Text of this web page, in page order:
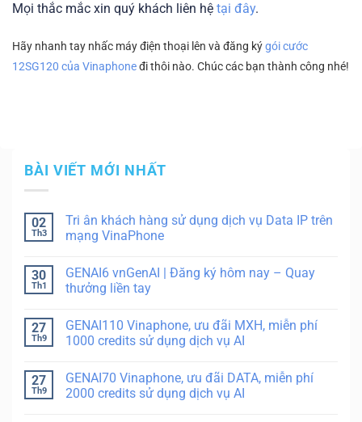
Mọi thắc mắc xin quý khách liên hệ tại đây.
Hãy nhanh tay nhấc máy điện thoại lên và đăng kýgói cước
12SG120 của Vinaphoneđi thôi nào. Chúc các bạn thành công nhé!
BÀI VIẾT MỚI NHẤT
02
Th3
Tri ân khách hàng sử dụng dịch vụ Data IP trên
mạng VinaPhone
30
Th1
GENAI6 vnGenAI | Đăng ký hôm nay – Quay
thưởng liền tay
27
Th9
GENAI110 Vinaphone, ưu đãi MXH, miễn phí
1000 credits sử dụng dịch vụ AI
27
Th9
GENAI70 Vinaphone, ưu đãi DATA, miễn phí
2000 credits sử dụng dịch vụ AI